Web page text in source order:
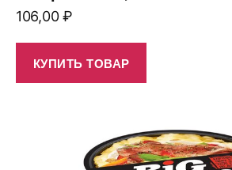
106,00₽
КУПИТЬ ТОВАР